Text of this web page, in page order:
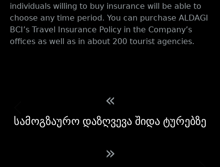
individuals willing to buy insurance will be able to
choose any time period. You can purchase ALDAGI
BCI’s Travel Insurance Policy in the Company’s
offices as well as in about 200 tourist agencies.
«
სამოგზაურო დაზღვევა შიდა ტურებზე
»